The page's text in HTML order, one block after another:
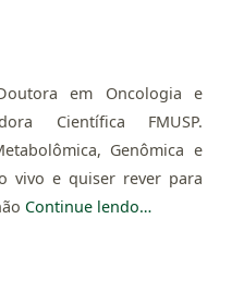
em Oncologia e
Científica FMUSP.
Genômica e
vivo e quiser rever para
Continue lendo…